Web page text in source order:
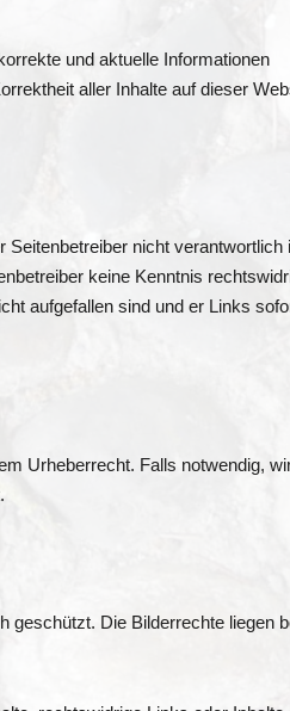
und aktuelle Informationen
aller Inhalte auf dieser
Seitenbetreiber nicht verantwortlich
keine Kenntnis
aufgefallen sind und er Links
Urheberrecht. Falls notwendig,
geschützt. Die Bilderrechte liegen